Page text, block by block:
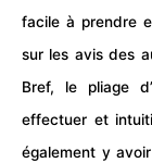
facile à prendre
sur les avis des
Bref, le pliage
effectuer et
également y